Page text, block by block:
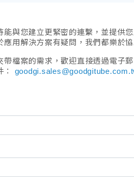
能與您建立更緊密的連繫，並提供
應用解決方案有疑問，我們都樂於
帶檔案的需求，歡迎直接透過電子
：